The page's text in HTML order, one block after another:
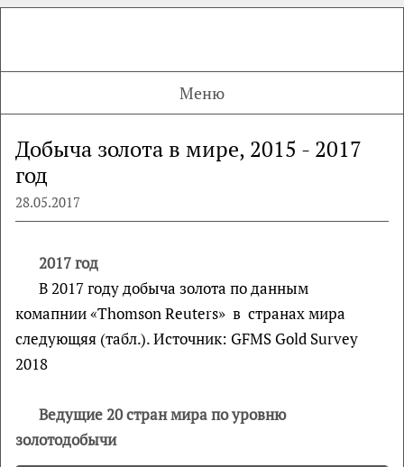
Меню
Добыча золота в мире, 2015 - 2017
год
28.05.2017
2017 год
В 2017 году добыча золота по данным
комапнии «Thomson Reuters» в странах мира
следующяя (табл.). Источник: GFMS Gold Survey
2018
Ведущие 20 стран мира по уровню
золотодобычи